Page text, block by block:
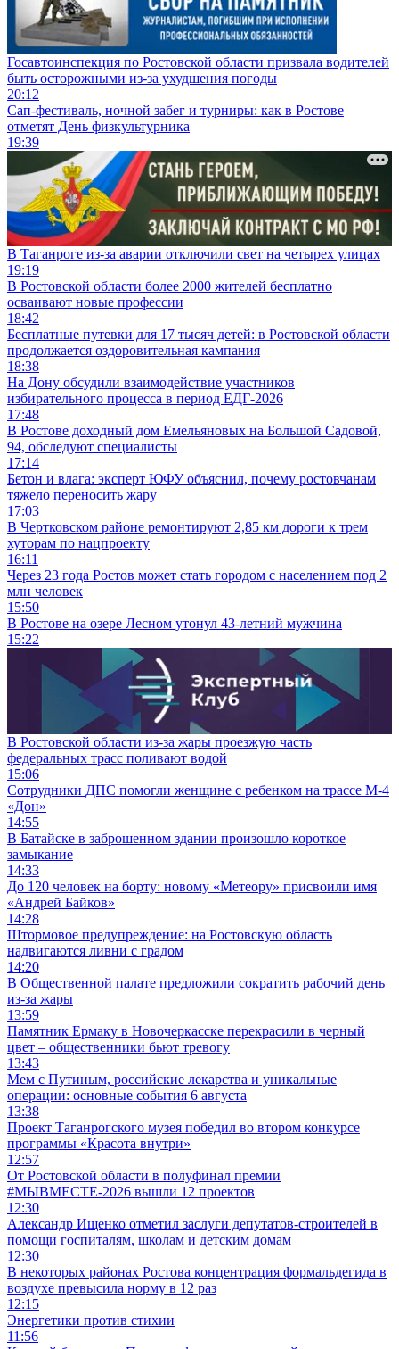
Госавтоинспекция по Ростовской области призвала водителей
быть осторожными из-за ухудшения погоды
20:12
Сап-фестиваль, ночной забег и турниры: как в Ростове
отметят День физкультурника
19:39
В Таганроге из-за аварии отключили свет на четырех улицах
19:19
В Ростовской области более 2000 жителей бесплатно
осваивают новые профессии
18:42
Бесплатные путевки для 17 тысяч детей: в Ростовской области
продолжается оздоровительная кампания
18:38
На Дону обсудили взаимодействие участников
избирательного процесса в период ЕДГ-2026
17:48
В Ростове доходный дом Емельяновых на Большой Садовой,
94, обследуют специалисты
17:14
Бетон и влага: эксперт ЮФУ объяснил, почему ростовчанам
тяжело переносить жару
17:03
В Чертковском районе ремонтируют 2,85 км дороги к трем
хуторам по нацпроекту
16:11
Через 23 года Ростов может стать городом с населением под 2
млн человек
15:50
В Ростове на озере Лесном утонул 43-летний мужчина
15:22
В Ростовской области из-за жары проезжую часть
федеральных трасс поливают водой
15:06
Сотрудники ДПС помогли женщине с ребенком на трассе М-4
«Дон»
14:55
В Батайске в заброшенном здании произошло короткое
замыкание
14:33
До 120 человек на борту: новому «Метеору» присвоили имя
«Андрей Байков»
14:28
Штормовое предупреждение: на Ростовскую область
надвигаются ливни с градом
14:20
В Общественной палате предложили сократить рабочий день
из-за жары
13:59
Памятник Ермаку в Новочеркасске перекрасили в черный
цвет – общественники бьют тревогу
13:43
Мем с Путиным, российские лекарства и уникальные
операции: основные события 6 августа
13:38
Проект Таганрогского музея победил во втором конкурсе
программы «Красота внутри»
12:57
От Ростовской области в полуфинал премии
#МЫВМЕСТЕ-2026 вышли 12 проектов
12:30
Александр Ищенко отметил заслуги депутатов-строителей в
помощи госпиталям, школам и детским домам
12:30
В некоторых районах Ростова концентрация формальдегида в
воздухе превысила норму в 12 раз
12:15
Энергетики против стихии
11:56